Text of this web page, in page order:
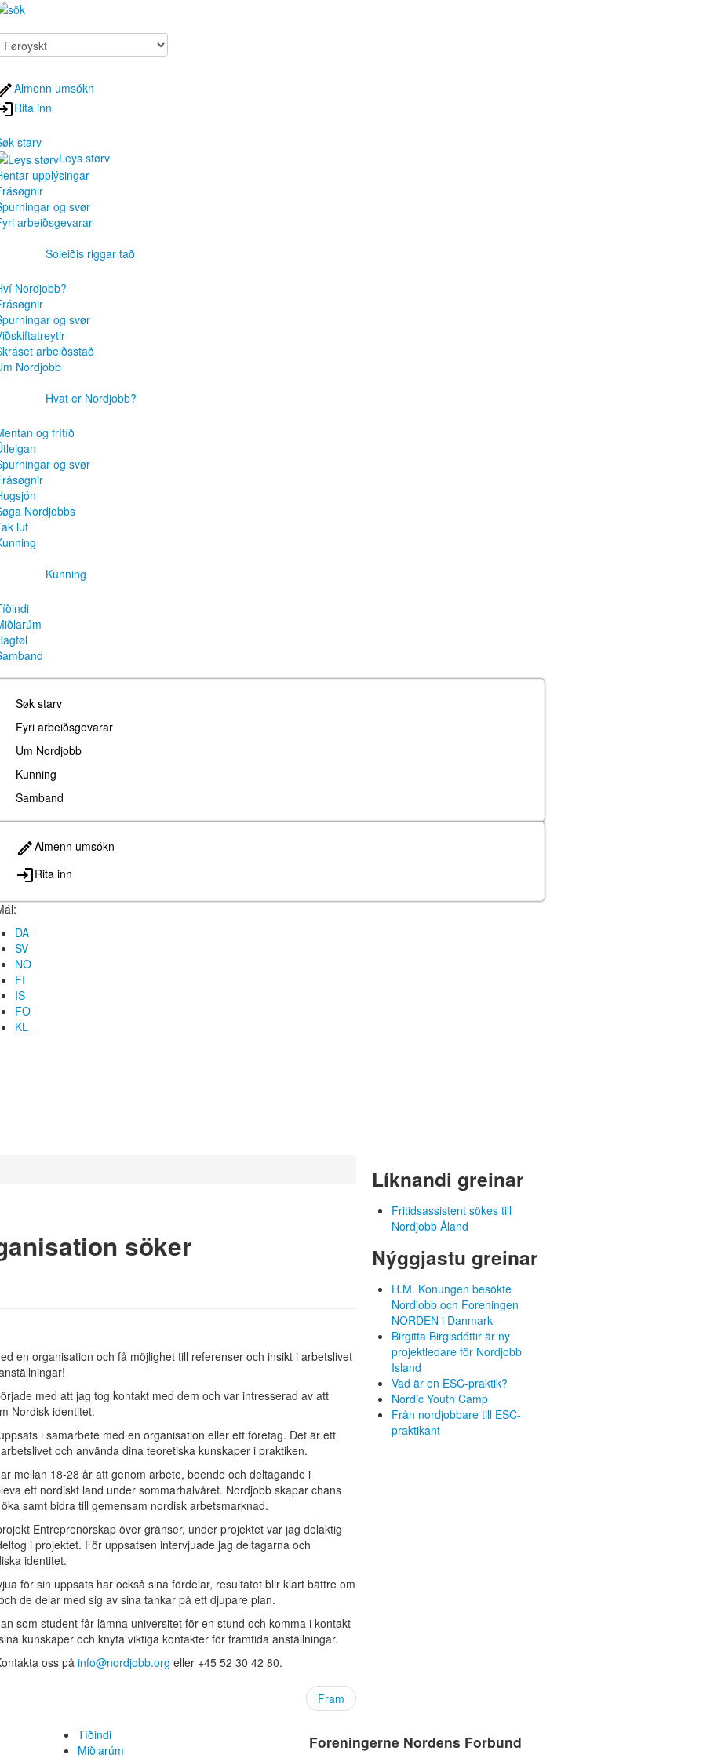
Almenn umsókn
Rita inn
starv
Leys størv
upplýsingar
og svør
arbeiðsgevarar
Soleiðis riggar tað
Nordjobb?
og svør
arbeiðsstað
Nordjobb
Hvat er Nordjobb?
og frítíð
og svør
Nordjobbs
lut
Kunning
Søk starv
Fyri arbeiðsgevarar
Um Nordjobb
Kunning
Samband
Almenn umsókn
Rita inn
DA
SV
NO
FI
IS
FO
KL
söker
en organisation och få möjlighet till referenser och insikt i arbetslivet
med att jag tog kontakt med dem och var intresserad av att
Nordisk identitet.
i samarbete med en organisation eller ett företag. Det är ett
och använda dina teoretiska kunskaper i praktiken.
mellan 18-28 år att genom arbete, boende och deltagande i
ett nordiskt land under sommarhalvåret. Nordjobb skapar chans
samt bidra till gemensam nordisk arbetsmarknad.
Entreprenörskap över gränser, under projektet var jag delaktig
i projektet. För uppsatsen intervjuade jag deltagarna och
identitet.
för sin uppsats har också sina fördelar, resultatet blir klart bättre om
de delar med sig av sina tankar på ett djupare plan.
som student får lämna universitet för en stund och komma i kontakt
kunskaper och knyta viktiga kontakter för framtida anställningar.
oss på info@nordjobb.org eller +45 52 30 42 80.
Fram
Líknandi greinar
Fritidsassistent sökes till
Nordjobb Åland
Nýggjastu greinar
H.M. Konungen besökte
Nordjobb och Foreningen
NORDEN i Danmark
Birgitta Birgisdóttir är ny
projektledare för Nordjobb
Island
Vad är en ESC-praktik?
Nordic Youth Camp
Från nordjobbare till ESC-
praktikant
Tíðindi
Miðlarúm
Foreningerne Nordens Forbund